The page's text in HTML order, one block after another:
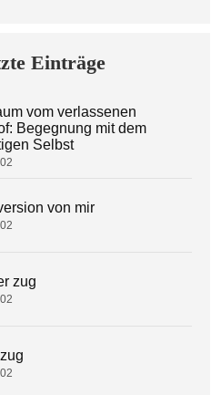
Einträge
vom verlassenen
Begegnung mit dem
Selbst
von mir
zug